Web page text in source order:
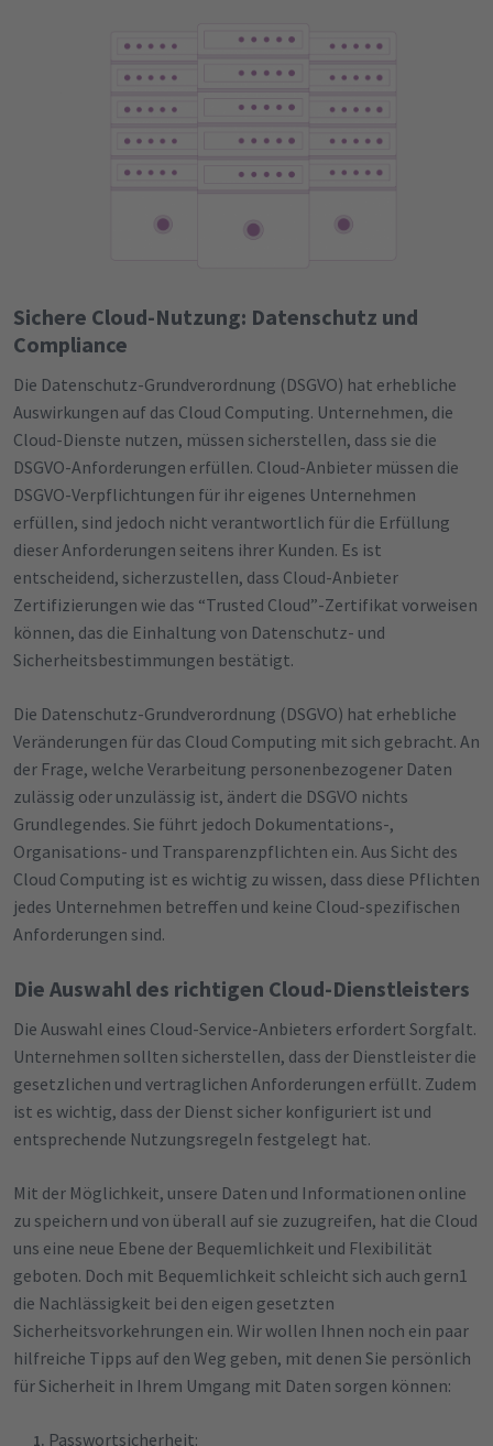
Sichere Cloud-Nutzung: Datenschutz und
Compliance
Die Datenschutz-Grundverordnung (DSGVO) hat erhebliche
Auswirkungen auf das Cloud Computing. Unternehmen, die
Cloud-Dienste nutzen, müssen sicherstellen, dass sie die
DSGVO-Anforderungen erfüllen. Cloud-Anbieter müssen die
DSGVO-Verpflichtungen für ihr eigenes Unternehmen
erfüllen, sind jedoch nicht verantwortlich für die Erfüllung
dieser Anforderungen seitens ihrer Kunden. Es ist
entscheidend, sicherzustellen, dass Cloud-Anbieter
Zertifizierungen wie das “Trusted Cloud”-Zertifikat vorweisen
können, das die Einhaltung von Datenschutz- und
Sicherheitsbestimmungen bestätigt.
Die Datenschutz-Grundverordnung (DSGVO) hat erhebliche
Veränderungen für das Cloud Computing mit sich gebracht. An
der Frage, welche Verarbeitung personenbezogener Daten
zulässig oder unzulässig ist, ändert die DSGVO nichts
Grundlegendes. Sie führt jedoch Dokumentations-,
Organisations- und Transparenzpflichten ein. Aus Sicht des
Cloud Computing ist es wichtig zu wissen, dass diese Pflichten
jedes Unternehmen betreffen und keine Cloud-spezifischen
Anforderungen sind.
Die Auswahl des richtigen Cloud-Dienstleisters
Die Auswahl eines Cloud-Service-Anbieters erfordert Sorgfalt.
Unternehmen sollten sicherstellen, dass der Dienstleister die
gesetzlichen und vertraglichen Anforderungen erfüllt. Zudem
ist es wichtig, dass der Dienst sicher konfiguriert ist und
entsprechende Nutzungsregeln festgelegt hat.
Mit der Möglichkeit, unsere Daten und Informationen online
zu speichern und von überall auf sie zuzugreifen, hat die Cloud
uns eine neue Ebene der Bequemlichkeit und Flexibilität
geboten. Doch mit Bequemlichkeit schleicht sich auch gern1
die Nachlässigkeit bei den eigen gesetzten
Sicherheitsvorkehrungen ein. Wir wollen Ihnen noch ein paar
hilfreiche Tipps auf den Weg geben, mit denen Sie persönlich
für Sicherheit in Ihrem Umgang mit Daten sorgen können:
Passwortsicherheit: